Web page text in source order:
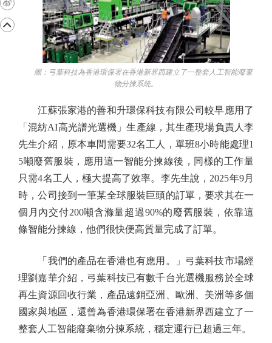
圖：弓葉科技為香港環保署在香港新界西建立了一整套人工智能廢棄
物分揀系統。
江蘇張家港的善和升環保科技有限公司較早應用了
「混紡AI高光譜光選機」生產線，其生產現場負責人李
先生介紹，原本車間需要32名工人，單班8小時能處理1
5噸廢舊服裝，應用這一智能分揀線後，同樣的工作量
只需4名工人，極大提高了效率。李先生說，2025年9月
時，公司接到一筆某全球服裝巨頭的訂單，要求其在一
個月內交付200噸含滌量超過90%的廢舊服裝，依靠這
條智能分揀線，他們很快便高質量完成了訂單。
「我們的產品在香港也有應用。」弓葉科技市場經
理劉嘉華介紹，弓葉科技已有數千台光選機服務於全球
再生資源回收行業，產品遠銷亞洲、歐洲、美洲等多個
國家與地區，還曾為香港環保署在香港新界西建立了一
整套人工智能廢棄物分揀系統，穩定運行已超過三年。